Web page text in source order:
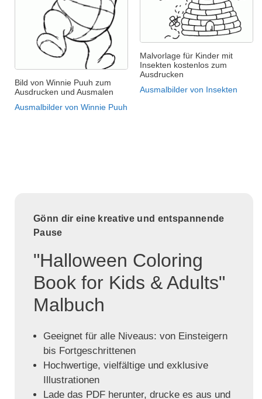
Bild von Winnie Puuh zum
Ausdrucken und Ausmalen
Ausmalbilder von Winnie Puuh
Malvorlage für Kinder mit
Insekten kostenlos zum
Ausdrucken
Ausmalbilder von Insekten
Gönn dir eine kreative und entspannende
Pause
"Halloween Coloring
Book for Kids & Adults"
Malbuch
Geeignet für alle Niveaus: von Einsteigern
bis Fortgeschrittenen
Hochwertige, vielfältige und exklusive
Illustrationen
Lade das PDF herunter, drucke es aus und